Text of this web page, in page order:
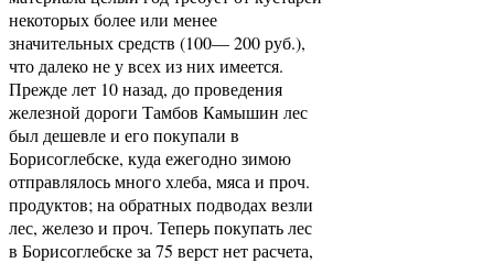
некоторых более или менее
значительных средств (100— 200 руб.),
что далеко не у всех из них имеется.
Прежде лет 10 назад, до проведения
железной дороги Тамбов Камышин лес
был дешевле и его покупали в
Борисоглебске, куда ежегодно зимою
отправлялось много хлеба, мяса и проч.
продуктов; на обратных подводах везли
лес, железо и проч. Теперь покупать лес
в Борисоглебске за 75 верст нет расчета,